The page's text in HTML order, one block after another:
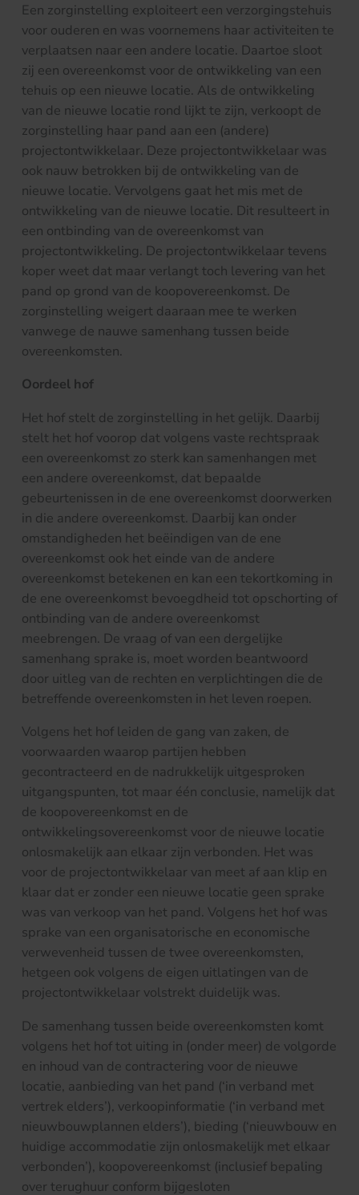
Een zorginstelling exploiteert een verzorgingstehuis
voor ouderen en was voornemens haar activiteiten te
verplaatsen naar een andere locatie. Daartoe sloot
zij een overeenkomst voor de ontwikkeling van een
tehuis op een nieuwe locatie. Als de ontwikkeling
van de nieuwe locatie rond lijkt te zijn, verkoopt de
zorginstelling haar pand aan een (andere)
projectontwikkelaar. Deze projectontwikkelaar was
ook nauw betrokken bij de ontwikkeling van de
nieuwe locatie. Vervolgens gaat het mis met de
ontwikkeling van de nieuwe locatie. Dit resulteert in
een ontbinding van de overeenkomst van
projectontwikkeling. De projectontwikkelaar tevens
koper weet dat maar verlangt toch levering van het
pand op grond van de koopovereenkomst. De
zorginstelling weigert daaraan mee te werken
vanwege de nauwe samenhang tussen beide
overeenkomsten.
Oordeel hof
Het hof stelt de zorginstelling in het gelijk. Daarbij
stelt het hof voorop dat volgens vaste rechtspraak
een overeenkomst zo sterk kan samenhangen met
een andere overeenkomst, dat bepaalde
gebeurtenissen in de ene overeenkomst doorwerken
in die andere overeenkomst. Daarbij kan onder
omstandigheden het beëindigen van de ene
overeenkomst ook het einde van de andere
overeenkomst betekenen en kan een tekortkoming in
de ene overeenkomst bevoegdheid tot opschorting of
ontbinding van de andere overeenkomst
meebrengen. De vraag of van een dergelijke
samenhang sprake is, moet worden beantwoord
door uitleg van de rechten en verplichtingen die de
betreffende overeenkomsten in het leven roepen.
Volgens het hof leiden de gang van zaken, de
voorwaarden waarop partijen hebben
gecontracteerd en de nadrukkelijk uitgesproken
uitgangspunten, tot maar één conclusie, namelijk dat
de koopovereenkomst en de
ontwikkelingsovereenkomst voor de nieuwe locatie
onlosmakelijk aan elkaar zijn verbonden. Het was
voor de projectontwikkelaar van meet af aan klip en
klaar dat er zonder een nieuwe locatie geen sprake
was van verkoop van het pand. Volgens het hof was
sprake van een organisatorische en economische
verwevenheid tussen de twee overeenkomsten,
hetgeen ook volgens de eigen uitlatingen van de
projectontwikkelaar volstrekt duidelijk was.
De samenhang tussen beide overeenkomsten komt
volgens het hof tot uiting in (onder meer) de volgorde
en inhoud van de contractering voor de nieuwe
locatie, aanbieding van het pand (‘in verband met
vertrek elders’), verkoopinformatie (‘in verband met
nieuwbouwplannen elders’), bieding (‘nieuwbouw en
huidige accommodatie zijn onlosmakelijk met elkaar
verbonden’), koopovereenkomst (inclusief bepaling
over terughuur conform bijgesloten